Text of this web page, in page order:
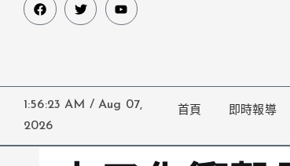
1:56:24 AM / Aug 07,
2026
首頁 即時報導